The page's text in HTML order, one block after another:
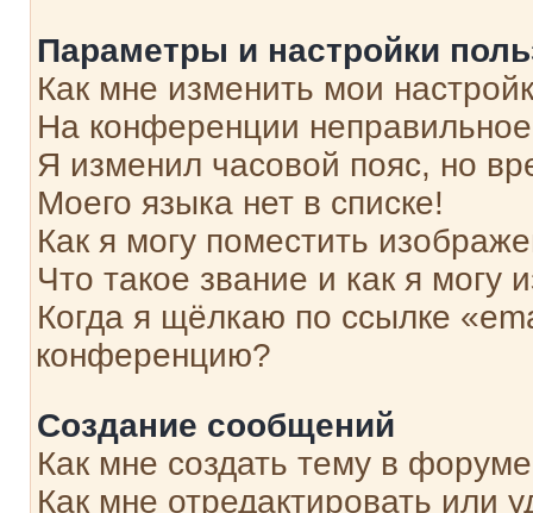
Параметры и настройки
Как мне изменить мои
На конференции
Я изменил часовой пояс, но
Моего языка нет в списке!
Как я могу поместить
Что такое звание и как я могу
Когда я щёлкаю по ссылке
конференцию?
Создание сообщений
Как мне создать тему в
Как мне отредактировать или